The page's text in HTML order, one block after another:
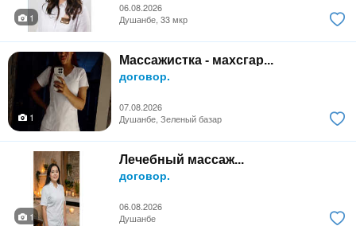
06.08.2026
1
Душанбе, 33 мкр
Массажистка - махсгар...
договор.
07.08.2026
1
Душанбе, Зеленый базар
Лечебный массаж...
договор.
06.08.2026
1
Душанбе